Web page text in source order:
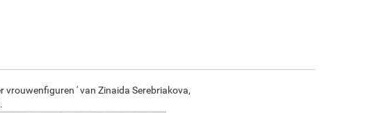
F2833-204
€103.16
vrouwenfiguren ' van Zinaida Serebriakova,